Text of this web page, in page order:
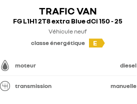
TRAFIC VAN
FG L1H1 2T8 extra Blue dCi 150 - 25
Véhicule neuf
classe énergétique
E
moteur diesel
transmission manuelle